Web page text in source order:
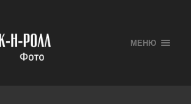
МЕНЮ